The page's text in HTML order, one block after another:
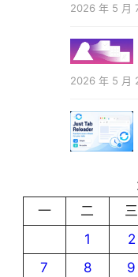
2026 年 5 月
2026 年 5 月
一
二 三
1
2
7
8 9